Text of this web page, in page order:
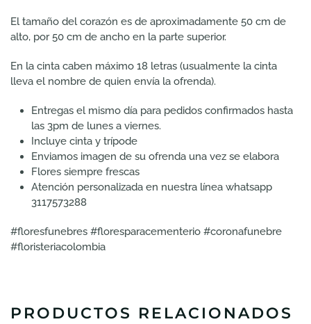
El tamaño del corazón es de aproximadamente 50 cm de
alto, por 50 cm de ancho en la parte superior.
En la cinta caben máximo 18 letras (usualmente la cinta
lleva el nombre de quien envía la ofrenda).
Entregas el mismo día para pedidos confirmados hasta
las 3pm de lunes a viernes.
Incluye cinta y trípode
Enviamos imagen de su ofrenda una vez se elabora
Flores siempre frescas
Atención personalizada en nuestra línea whatsapp
3117573288
#floresfunebres #floresparacementerio #coronafunebre
#floristeriacolombia
PRODUCTOS RELACIONADOS